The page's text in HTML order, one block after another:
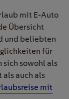
mit E-Auto
Übersicht
und beliebten
für
sich sowohl als
auch als
mit